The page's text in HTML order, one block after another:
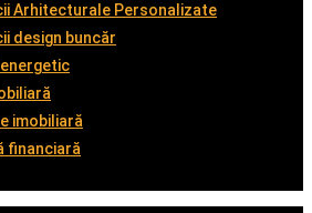
Arhitecturale Personalizate
design buncăr
imobiliară
financiară